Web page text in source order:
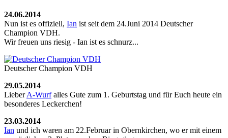
24.06.2014
Nun ist es offiziell, Ian ist seit dem 24.Juni 2014 Deutscher
Champion VDH.
Wir freuen uns riesig - Ian ist es schnurz...
Deutscher Champion VDH
29.05.2014
LieberA-Wurfalles Gute zum 1. Geburtstag und für Euch heute ein
besonderes Leckerchen!
23.03.2014
Ian und ich waren am 22.Februar in Obernkirchen, wo er mit einem